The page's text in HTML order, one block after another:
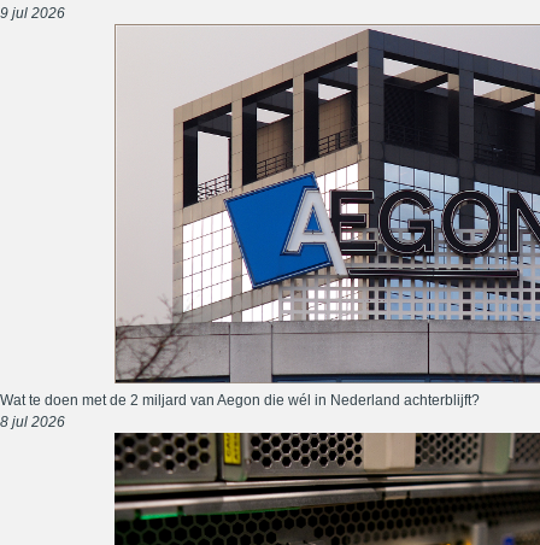
9 jul 2026
Wat te doen met de 2 miljard van Aegon die wél in Nederland achterblijft?
8 jul 2026